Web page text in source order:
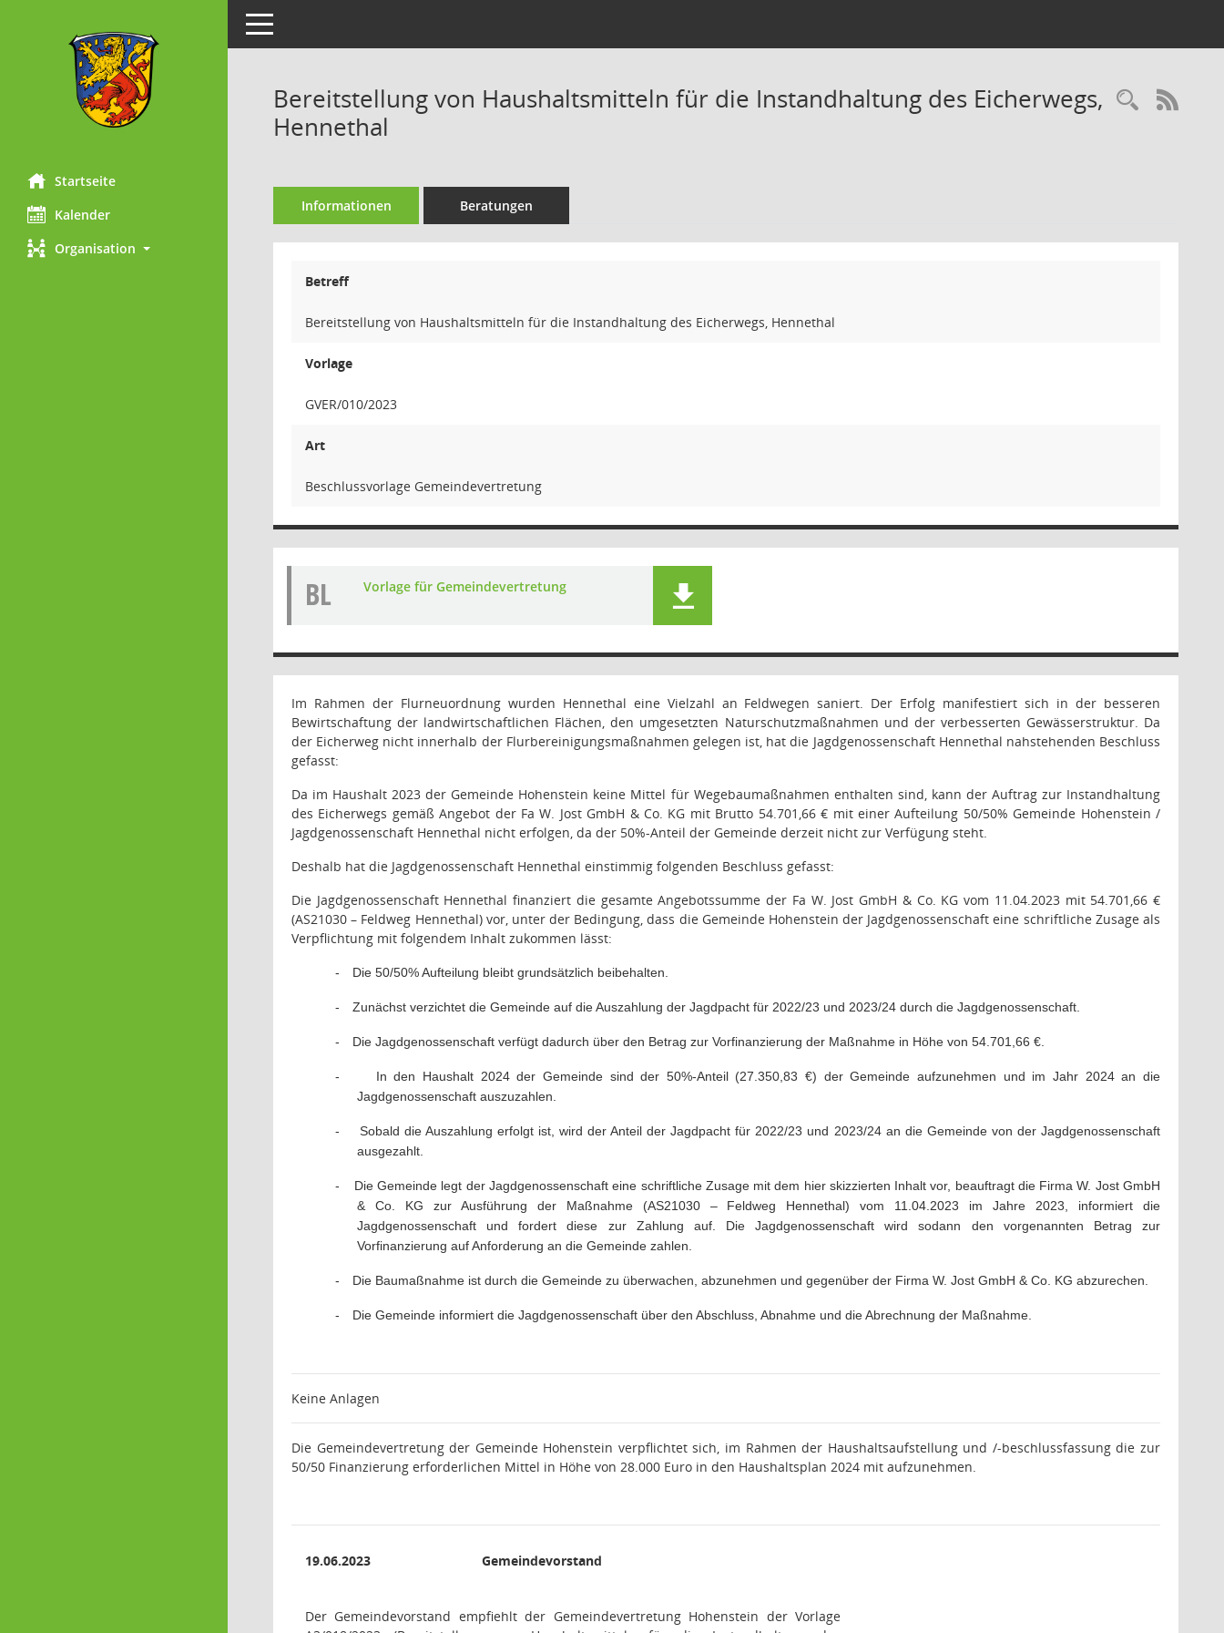
Startseite
Kalender
Organisation
Toggle navigation
Bereitstellung von Haushaltsmitteln für die Instandhaltung des Eicherwegs,
Hennethal
Informationen Beratungen
Betreff
Bereitstellung von Haushaltsmitteln für die Instandhaltung des Eicherwegs, Hennethal
Vorlage
GVER/010/2023
Art
Beschlussvorlage Gemeindevertretung
BL Vorlage für Gemeindevertretung
Im Rahmen der Flurneuordnung wurden Hennethal eine Vielzahl an Feldwegen saniert. Der Erfolg manifestiert sich in der besseren
Bewirtschaftung der landwirtschaftlichen Flächen, den umgesetzten Naturschutzmaßnahmen und der verbesserten Gewässerstruktur. Da
der Eicherweg nicht innerhalb der Flurbereinigungsmaßnahmen gelegen ist, hat die Jagdgenossenschaft Hennethal nahstehenden Beschluss
gefasst:
Da im Haushalt 2023 der Gemeinde Hohenstein keine Mittel für Wegebaumaßnahmen enthalten sind, kann der Auftrag zur Instandhaltung
des Eicherwegs gemäß Angebot der Fa W. Jost GmbH & Co. KG mit Brutto 54.701,66 € mit einer Aufteilung 50/50% Gemeinde Hohenstein /
Jagdgenossenschaft Hennethal nicht erfolgen, da der 50%-Anteil der Gemeinde derzeit nicht zur Verfügung steht.
Deshalb hat die Jagdgenossenschaft Hennethal einstimmig folgenden Beschluss gefasst:
Die Jagdgenossenschaft Hennethal finanziert die gesamte Angebotssumme der Fa W. Jost GmbH & Co. KGvom 11.04.2023 mit 54.701,66 €
(AS21030 – Feldweg Hennethal) vor, unter der Bedingung, dass die Gemeinde Hohenstein der Jagdgenossenschaft eine schriftliche Zusage als
Verpflichtung mit folgendem Inhalt zukommen lässt:
- Die 50/50% Aufteilung bleibt grundsätzlich beibehalten.
- Zunächst verzichtet die Gemeinde auf die Auszahlung der Jagdpacht für 2022/23 und 2023/24 durch die Jagdgenossenschaft.
- Die Jagdgenossenschaft verfügt dadurch über den Betrag zur Vorfinanzierung der Maßnahme in Höhe von 54.701,66 €.
-
In den Haushalt 2024 der Gemeinde sind der 50%-Anteil (27.350,83 €) der Gemeinde aufzunehmen und im Jahr 2024 an die
Jagdgenossenschaft auszuzahlen.
-
Sobald die Auszahlung erfolgt ist, wird der Anteil der Jagdpacht für 2022/23 und 2023/24 an die Gemeinde von der Jagdgenossenschaft
ausgezahlt.
-
Die Gemeinde legt der Jagdgenossenschaft eine schriftliche Zusage mit dem hier skizzierten Inhalt vor, beauftragt die Firma W. Jost GmbH
& Co. KG zur Ausführung der Maßnahme (AS21030 – Feldweg Hennethal) vom 11.04.2023 im Jahre 2023, informiert die
Jagdgenossenschaft und fordert diese zur Zahlung auf. Die Jagdgenossenschaft wird sodann den vorgenannten Betrag zur
Vorfinanzierung auf Anforderung an die Gemeinde zahlen.
- Die Baumaßnahme ist durch die Gemeinde zu überwachen, abzunehmen und gegenüber der Firma W. Jost GmbH & Co. KG abzurechen.
- Die Gemeinde informiert die Jagdgenossenschaft über den Abschluss, Abnahme und die Abrechnung der Maßnahme.
Keine Anlagen
Die Gemeindevertretung der Gemeinde Hohenstein verpflichtet sich, im Rahmen der Haushaltsaufstellung und /-beschlussfassung die zur
50/50 Finanzierung erforderlichen Mittel in Höhe von 28.000 Euro in den Haushaltsplan 2024 mit aufzunehmen.
19.06.2023 Gemeindevorstand
Der Gemeindevorstand empfiehlt der Gemeindevertretung Hohenstein der Vorlage